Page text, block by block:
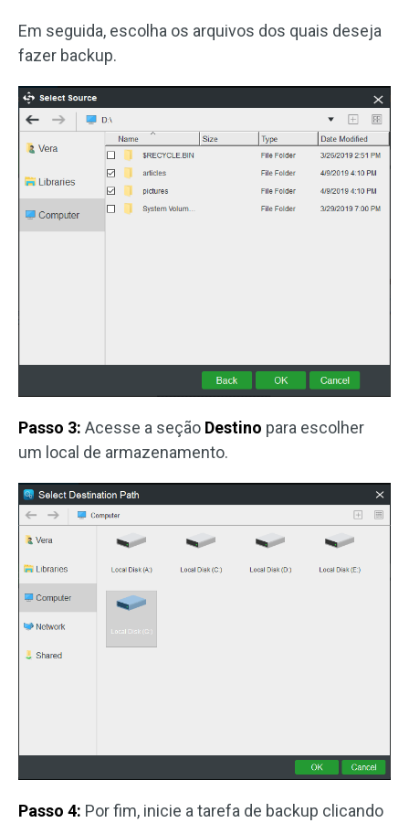
Em seguida, escolha os arquivos dos quais deseja
fazer backup.
Passo 3: Acesse a seção Destino para escolher
um local de armazenamento.
Passo 4: Por fim, inicie a tarefa de backup clicando